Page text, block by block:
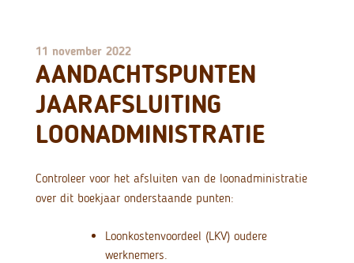
11 november 2022
AANDACHTSPUNTEN
JAARAFSLUITING
LOONADMINISTRATIE
Controleer voor het afsluiten van de loonadministratie
over dit boekjaar onderstaande punten:
Loonkostenvoordeel (LKV) oudere
werknemers.